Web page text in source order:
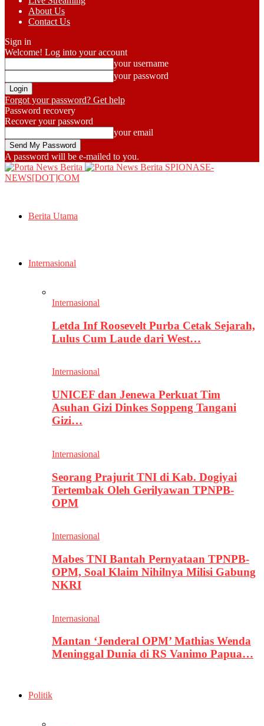
About Us
Contact Us
Sign in
Welcome! Log into your account
your username
your password
Forgot your password? Get help
Password recovery
Recover your password
your email
A password will be e-mailed to you.
SPIONASE-
NEWS[DOT]COM
Berita Utama
Internasional
Internasional
Letda Inf Roosevelt Purba Cetak Sejarah,
Lulus Cum Laude dari West…
Internasional
UNICEF dan Jenewa Perkuat Tim
Asuhan Gizi Dinkes Soppeng Tangani
Gizi…
Internasional
Seorang Prajurit TNI di Kab. Dogiyai
Tertembak Oleh Gerilyawan TPNPB-
OPM
Internasional
Mabes TNI Bantah Pernyataan TPNPB-
OPM, Soal Klaim Nihilnya Milisi Gabung
NKRI
Internasional
Mantan ‘Jenderal OPM’ Mathias Wenda
Meninggal Dunia di RS Vanimo Papua…
Politik